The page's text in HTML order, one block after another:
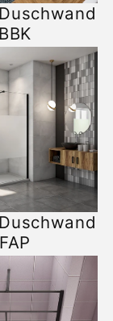
BBK
FAP